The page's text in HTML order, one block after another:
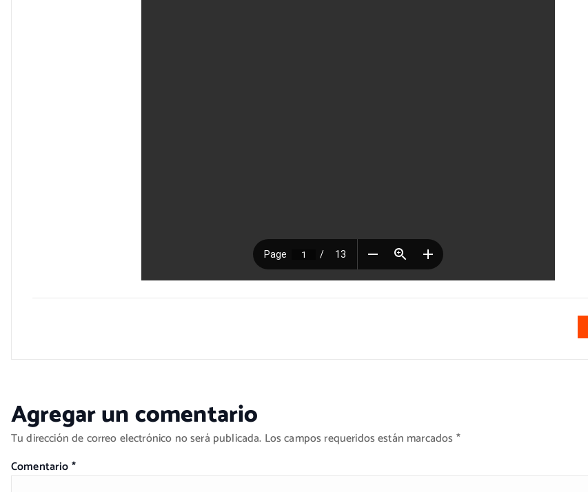
Agregar un comentario
Tu dirección de correo electrónico no será publicada. Los campos requeridos están marcados*
Comentario*